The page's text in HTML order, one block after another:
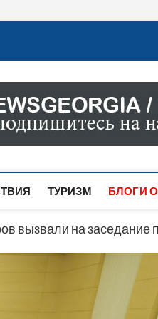
О СОБЫТИЯХ
ПОЛИТИКИ,
ТУРИЗМ БЛОГИ
вызвали на